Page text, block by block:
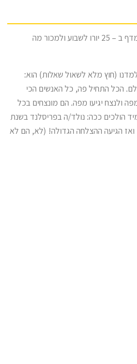
זו חנות בה ניתן לשכור מדף ב – 25 יורו לשבוע ולמכור מה
(חוץ מלא לשאול שאלות) הוא:
הכל התחיל פה, כל האנשים הכי
ולנצח יגיעו מפה. הם מונצחים בכל
הולכים ככה: נולד/ה בפריסלנד בשנת
הגיעה ההצלחה הגדולה! (לא, הם לא